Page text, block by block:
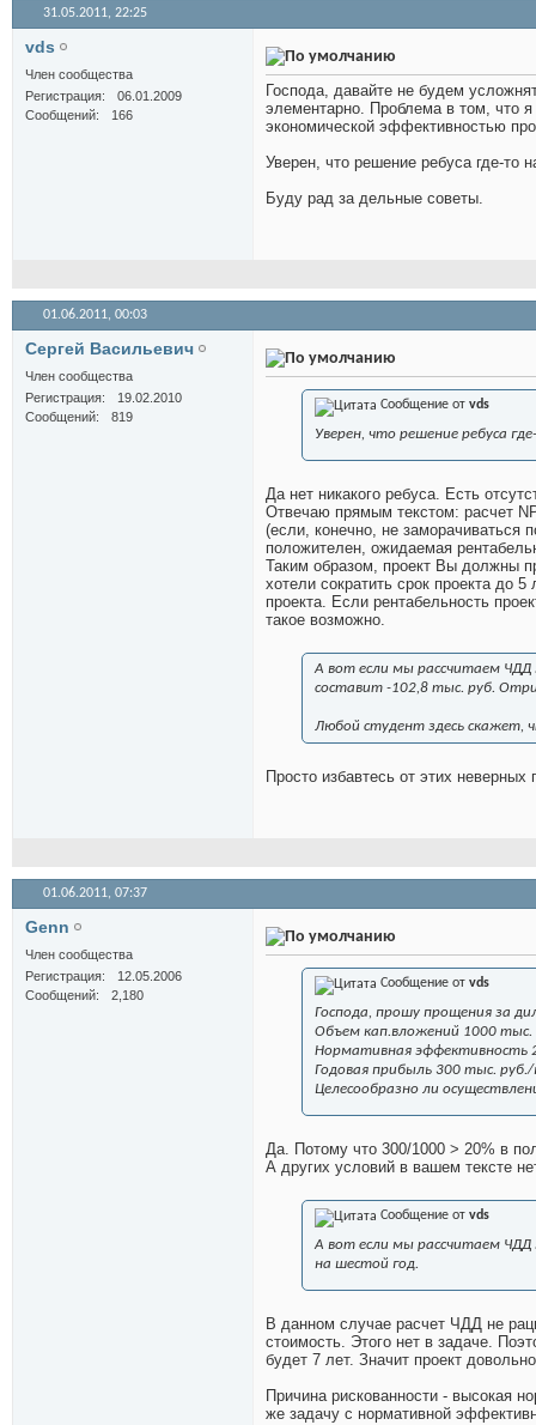
31.05.2011, 22:25
vds
Член сообщества
Регистрация
06.01.2009
Сообщений
166
Господа, давайте не будем
элементарно. Проблема в том, что
экономической эффективностью
Уверен, что решение ребуса где-то
Буду рад за дельные советы.
01.06.2011, 00:03
Сергей Васильевич
Член сообщества
Регистрация
19.02.2010
Сообщений
819
Сообщение от vds
Уверен, что решение ребуса
Да нет никакого ребуса. Есть
Отвечаю прямым текстом: расчет
(если, конечно, не заморачиваться
положителен, ожидаемая
Таким образом, проект Вы должны
хотели сократить срок проекта до
проекта. Если рентабельность
такое возможно.
А вот если мы рассчитаем
составит -102,8 тыс. руб.
Любой студент здесь скажет,
Просто избавтесь от этих неверных
01.06.2011, 07:37
Genn
Член сообщества
Регистрация
12.05.2006
Сообщений
2,180
Сообщение от vds
Господа, прошу прощения за
Объем кап.вложений 1000 тыс.
Нормативная эффективность
Годовая прибыль 300 тыс. руб./
Целесообразно ли
Да. Потому что 300/1000 > 20% в
А других условий в вашем тексте
Сообщение от vds
А вот если мы рассчитаем
на шестой год.
В данном случае расчет ЧДД не
стоимость. Этого нет в задаче.
будет 7 лет. Значит проект
Причина рискованности - высокая
же задачу с нормативной